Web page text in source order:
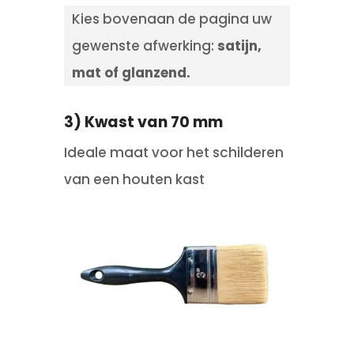
Kies bovenaan de pagina uw
gewenste afwerking: satijn,
mat of glanzend.
3) Kwast van 70 mm
Ideale maat voor het schilderen
van een houten kast